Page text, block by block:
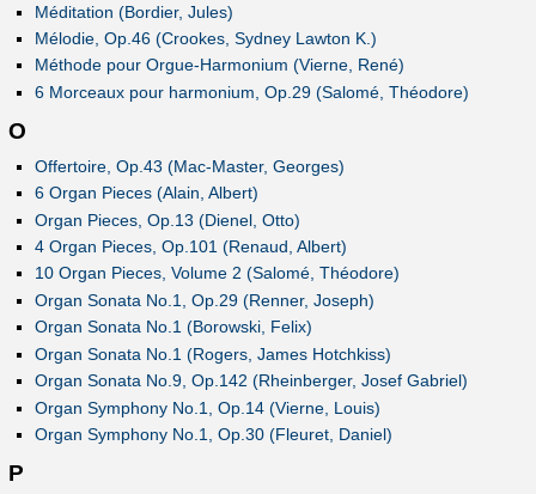
Méditation (Bordier, Jules)
Mélodie, Op.46 (Crookes, Sydney Lawton K.)
Méthode pour Orgue-Harmonium (Vierne, René)
6 Morceaux pour harmonium, Op.29 (Salomé, Théodore)
O
Offertoire, Op.43 (Mac-Master, Georges)
6 Organ Pieces (Alain, Albert)
Organ Pieces, Op.13 (Dienel, Otto)
4 Organ Pieces, Op.101 (Renaud, Albert)
10 Organ Pieces, Volume 2 (Salomé, Théodore)
Organ Sonata No.1, Op.29 (Renner, Joseph)
Organ Sonata No.1 (Borowski, Felix)
Organ Sonata No.1 (Rogers, James Hotchkiss)
Organ Sonata No.9, Op.142 (Rheinberger, Josef Gabriel)
Organ Symphony No.1, Op.14 (Vierne, Louis)
Organ Symphony No.1, Op.30 (Fleuret, Daniel)
P